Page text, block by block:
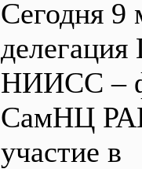
Сегодня 9
НИИСС –
СамНЦ
участие в